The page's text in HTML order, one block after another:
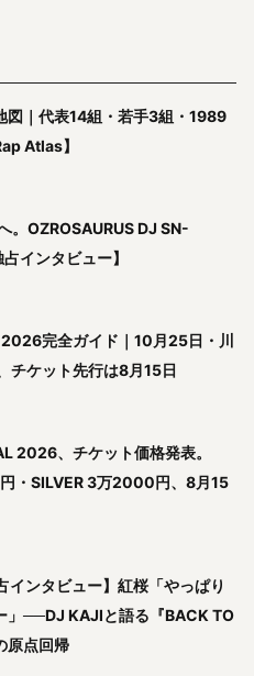
図｜代表14組・若手3組・1989
Atlas】
。OZROSAURUS DJ SN-
インタビュー】
完全ガイド｜10月25日・川
チケット先行は8月15日
2026、チケット価格発表。
・SILVER 3万2000円、8月15
インタビュー】紅桜「やっぱり
」──DJ KAJIと語る『BACK TO
原点回帰